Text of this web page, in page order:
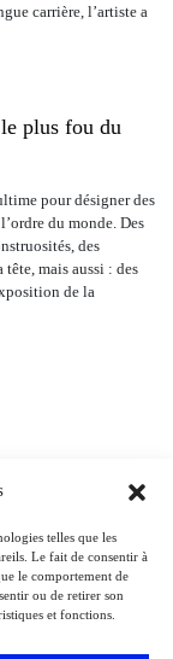
telles que les
Le fait de consentir à
le comportement de
ou de retirer son
et fonctions.
carrière, l’artiste a
plus fou du
pour désigner des
du monde. Des
des
tête, mais aussi : des
de la